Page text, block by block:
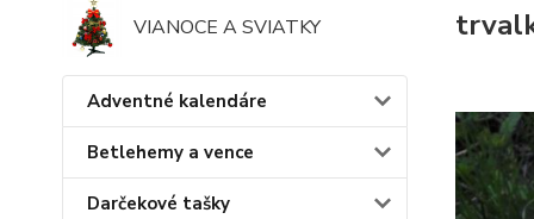
VIANOCE A SVIATKY
Adventné kalendáre
Betlehemy a vence
Darčekové tašky